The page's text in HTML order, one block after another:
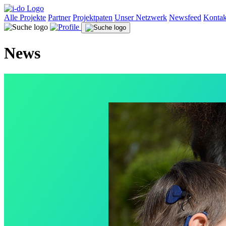
Alle Projekte Partner Projektpaten Unser Netzwerk Newsfeed
News